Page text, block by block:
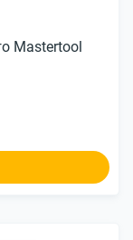
Mastertool